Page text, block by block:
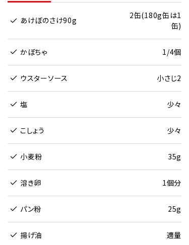
あけぼのさけ90g
2缶(180g缶は1
缶)
かぼちゃ 1/4個
ウスターソース 小さじ2
塩 少々
こしょう 少々
小麦粉 35g
溶き卵 1個分
パン粉 25g
揚げ油 適量